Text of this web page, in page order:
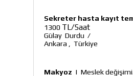
Sekreter hasta kayıt
1300 TL/Saat
Gülay Durdu /
Ankara
Türkiye
Makyoz | Meslek